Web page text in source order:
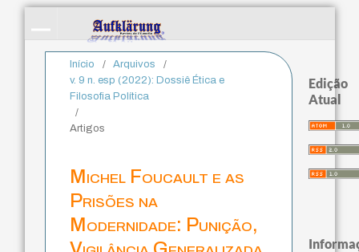
Início / Arquivos
/
v. 9 n. esp (2022): Dossiê Ética e
Filosofia Política
/
Artigos
Michel Foucault e as
Prisões na
Modernidade: Punição,
Edição
Atual